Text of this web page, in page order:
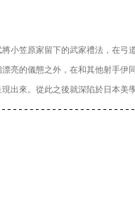
小笠原家留下的武家禮法，在
亮的儀態之外，在和其他射手
出來。從此之後就深陷於日本美